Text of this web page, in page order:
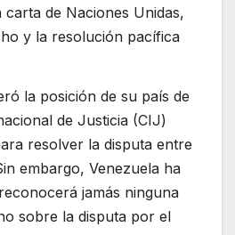
de Naciones Unidas,
y la resolución pacífica
la posición de su país de
de Justicia (CIJ)
resolver la disputa entre
embargo, Venezuela ha
jamás ninguna
sobre la disputa por el